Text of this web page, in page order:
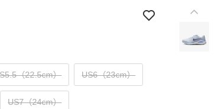
（22.5cm） US6（23cm）
US7（24cm）